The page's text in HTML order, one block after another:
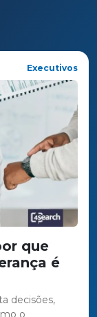
Executivos
que
é
decisões,
o